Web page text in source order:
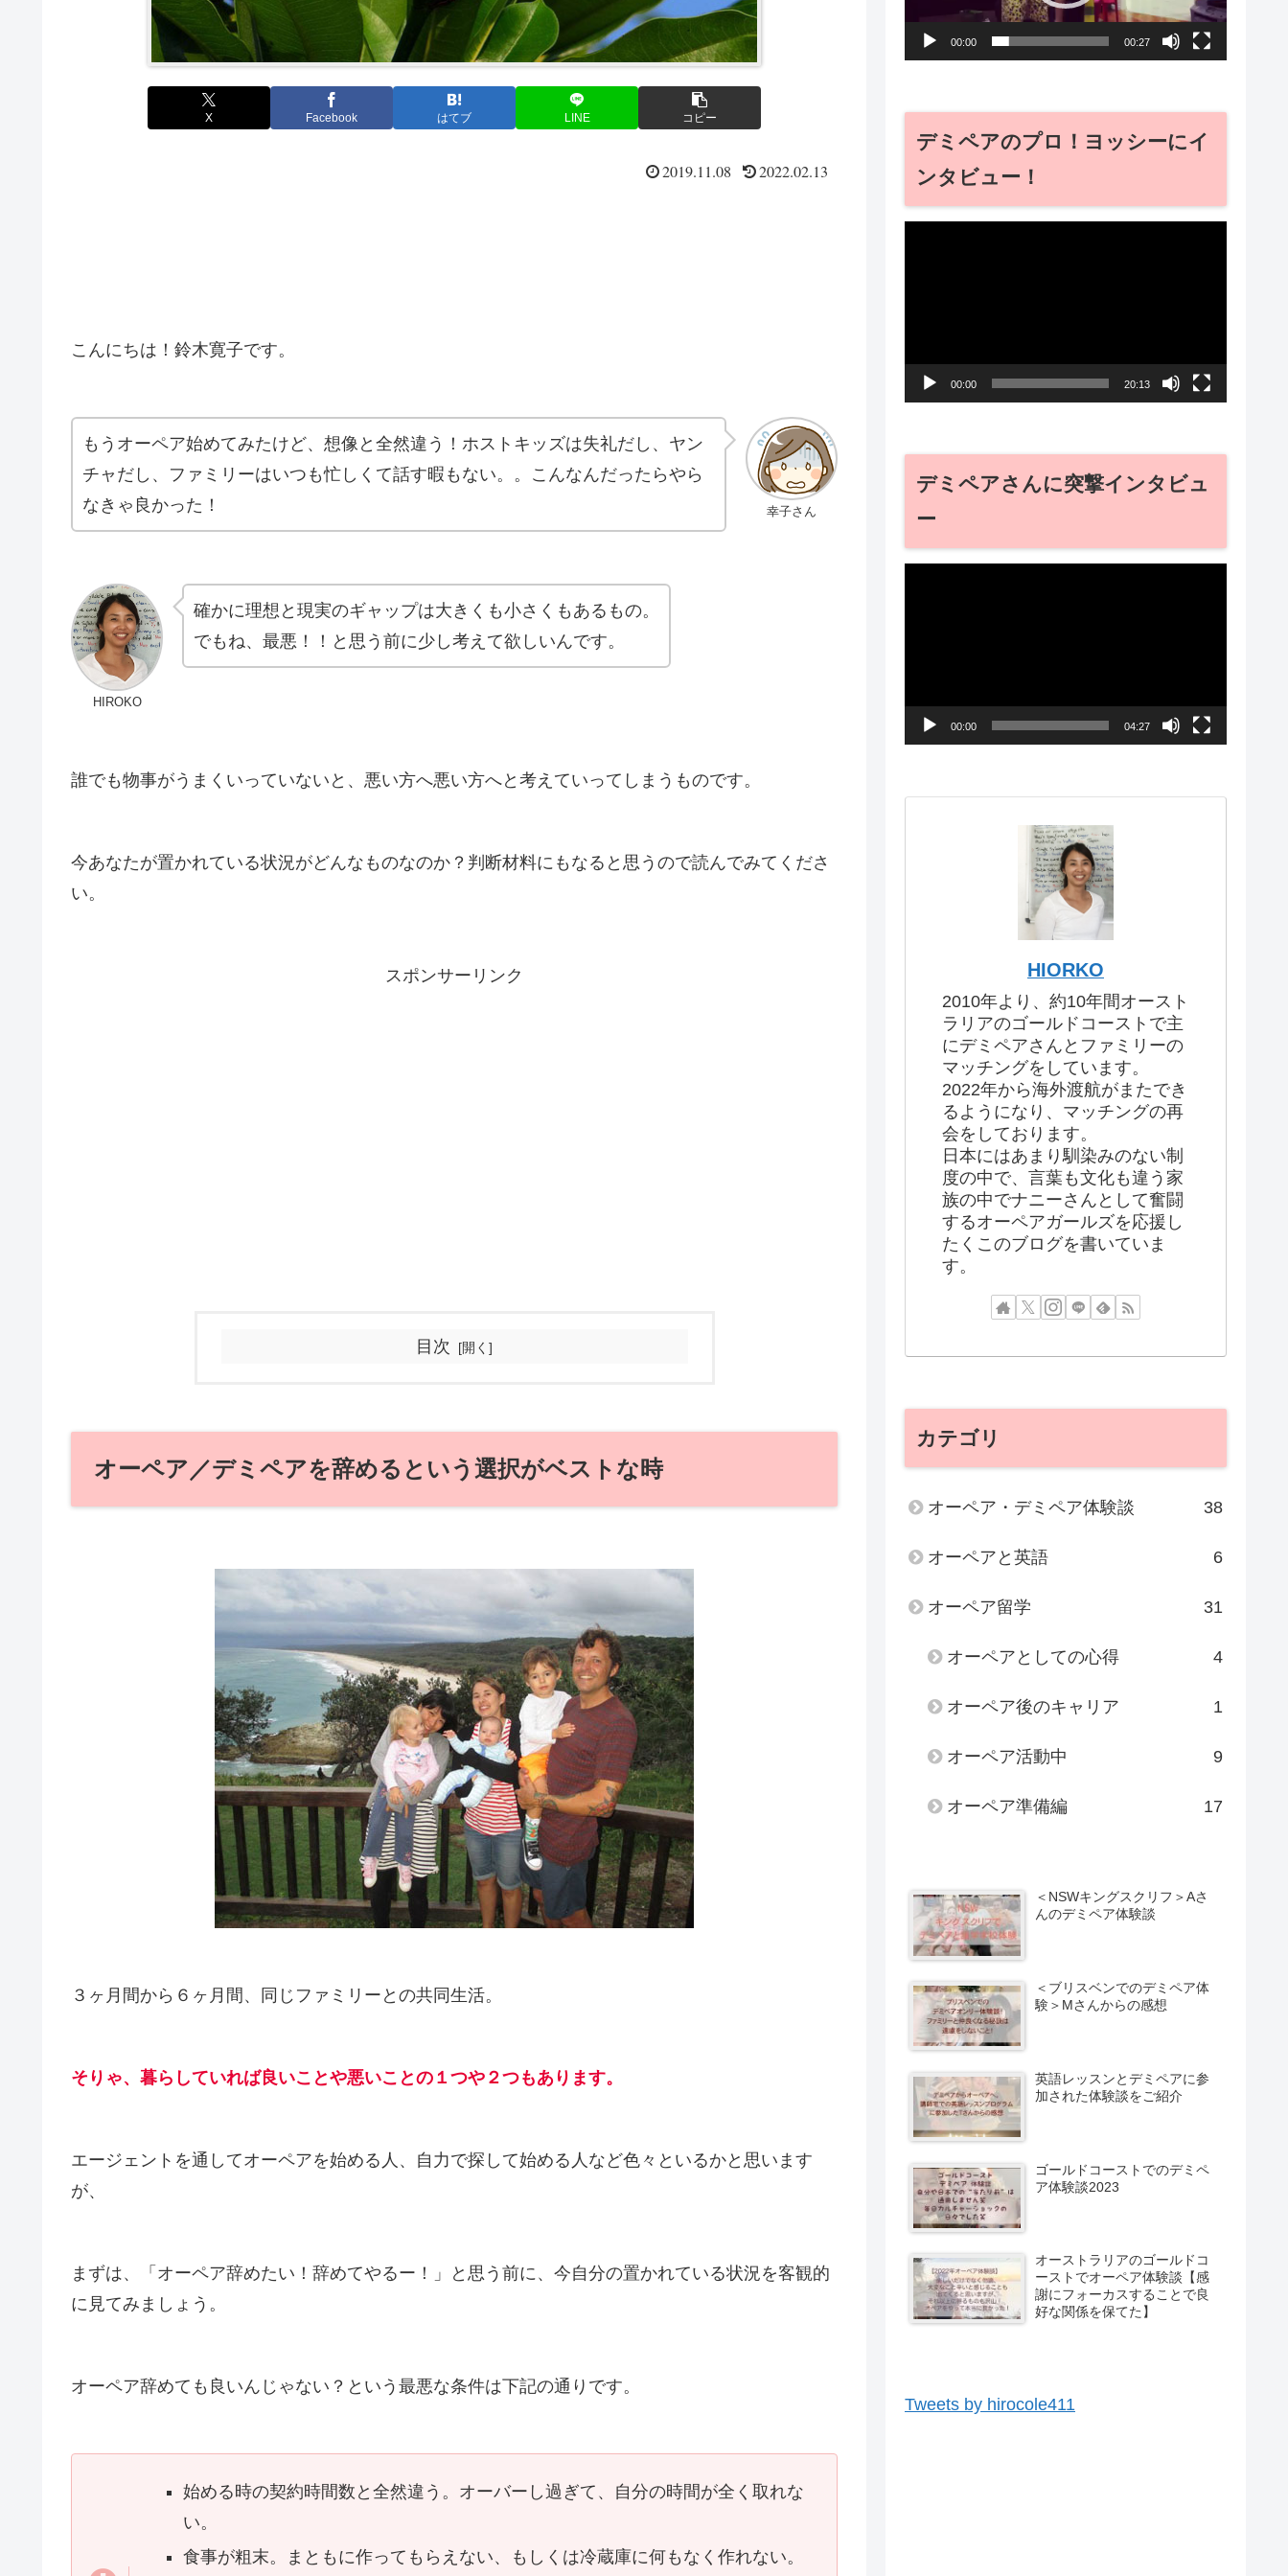
X Facebook はてブ LINE コピー
2019.11.08 2022.02.13
こんにちは！鈴木寛子です。
幸子さん
もうオーペア始めてみたけど、想像と全然違う！ホストキッズは失礼だし、ヤン
チャだし、ファミリーはいつも忙しくて話す暇もない。。こんなんだったらやら
なきゃ良かった！
HIROKO
確かに理想と現実のギャップは大きくも小さくもあるもの。
でもね、最悪！！と思う前に少し考えて欲しいんです。
誰でも物事がうまくいっていないと、悪い方へ悪い方へと考えていってしまうものです。
今あなたが置かれている状況がどんなものなのか？判断材料にもなると思うので読んでみてくださ
い。
スポンサーリンク
目次
オーペア／デミペアを辞めるという選択がベストな時
３ヶ月間から６ヶ月間、同じファミリーとの共同生活。
そりゃ、暮らしていれば良いことや悪いことの１つや２つもあります。
エージェントを通してオーペアを始める人、自力で探して始める人など色々といるかと思います
が、
まずは、「オーペア辞めたい！辞めてやるー！」と思う前に、今自分の置かれている状況を客観的
に見てみましょう。
オーペア辞めても良いんじゃない？という最悪な条件は下記の通りです。
始める時の契約時間数と全然違う。オーバーし過ぎて、自分の時間が全く取れな
い。
食事が粗末。まともに作ってもらえない、もしくは冷蔵庫に何もなく作れない。
00:00 00:27
デミペアのプロ！ヨッシーにイ
ンタビュー！
00:00 20:13
デミペアさんに突撃インタビュ
ー
00:00 04:27
HIORKO
2010年より、約10年間オースト
ラリアのゴールドコーストで主
にデミペアさんとファミリーの
マッチングをしています。
2022年から海外渡航がまたでき
るようになり、マッチングの再
会をしております。
日本にはあまり馴染みのない制
度の中で、言葉も文化も違う家
族の中でナニーさんとして奮闘
するオーペアガールズを応援し
たくこのブログを書いていま
す。
カテゴリ
オーペア・デミペア体験談 38
オーペアと英語 6
オーペア留学 31
オーペアとしての心得 4
オーペア後のキャリア 1
オーペア活動中 9
オーペア準備編 17
＜NSWキングスクリフ＞Aさ
んのデミペア体験談
＜ブリスベンでのデミペア体
験＞Mさんからの感想
英語レッスンとデミペアに参
加された体験談をご紹介
ゴールドコーストでのデミペ
ア体験談2023
オーストラリアのゴールドコ
ーストでオーペア体験談【感
謝にフォーカスすることで良
好な関係を保てた】
Tweets by hirocole411